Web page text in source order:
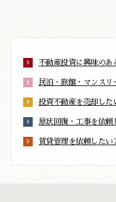
不動産投資に興味のあ
民泊・旅館・マンス
投資不動産を売却した
原状回復・工事を依頼
賃貸管理を依頼したい